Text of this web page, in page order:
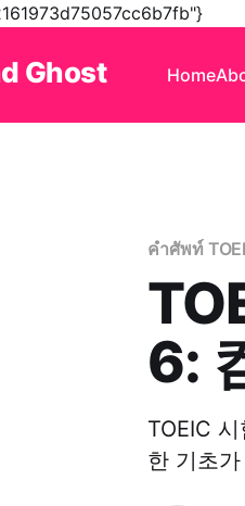
Ghost Home
คำศัพท์
6:
TOEIC
한 기초